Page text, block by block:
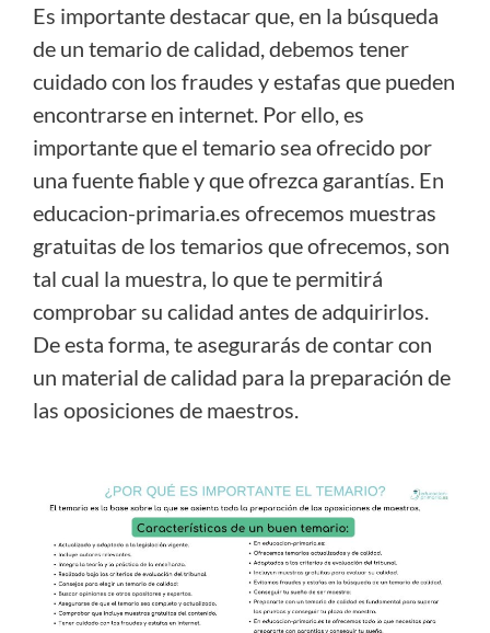
Es importante destacar que, en la búsqueda
de un temario de calidad, debemos tener
cuidado con los fraudes y estafas que pueden
encontrarse en internet. Por ello, es
importante que el temario sea ofrecido por
una fuente fiable y que ofrezca garantías. En
educacion-primaria.es ofrecemos muestras
gratuitas de los temarios que ofrecemos, son
tal cual la muestra, lo que te permitirá
comprobar su calidad antes de adquirirlos.
De esta forma, te asegurarás de contar con
un material de calidad para la preparación de
las oposiciones de maestros.